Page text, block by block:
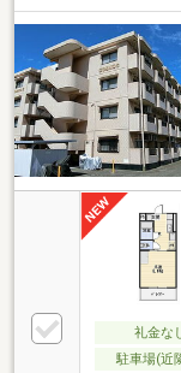
礼金な
駐車場(近